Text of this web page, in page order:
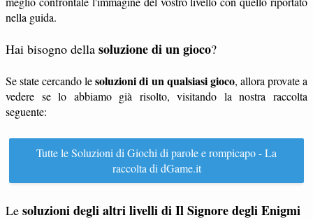
nella guida.
Hai bisogno della soluzione di un gioco?
Se state cercando lesoluzioni di un qualsiasi gioco, allora provate a
vedere se lo abbiamo già risolto, visitando la nostra raccolta
seguente:
Tutte le Soluzioni di Giochi di parole e rompicapo - La
raccolta di dGame.it
Le soluzioni degli altri livelli di Il Signore degli Enigmi